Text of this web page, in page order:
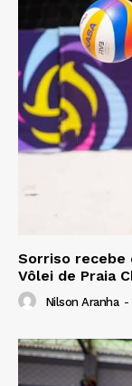
Sorriso recebe
Vôlei de Praia
Nilson Aranha -